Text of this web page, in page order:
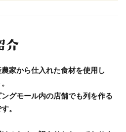
家から仕入れた食材を使用し
グモール内の店舗でも列を作る
。